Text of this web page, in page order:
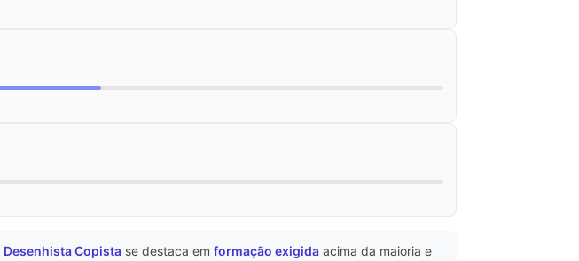
Desenhista Copista se destaca em formação exigida acima da maioria e